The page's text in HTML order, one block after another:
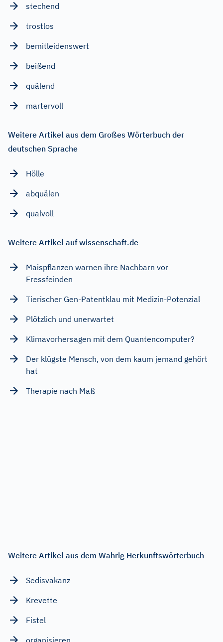
stechend
trostlos
bemitleidenswert
beißend
quälend
martervoll
Weitere Artikel aus dem Großes Wörterbuch der
deutschen Sprache
Hölle
abquälen
qualvoll
Weitere Artikel auf wissenschaft.de
Maispflanzen warnen ihre Nachbarn vor
Fressfeinden
Tierischer Gen-Patentklau mit Medizin-Potenzial
Plötzlich und unerwartet
Klimavorhersagen mit dem Quantencomputer?
Der klügste Mensch, von dem kaum jemand gehört
hat
Therapie nach Maß
Weitere Artikel aus dem Wahrig Herkunftswörterbuch
Sedisvakanz
Krevette
Fistel
organisieren